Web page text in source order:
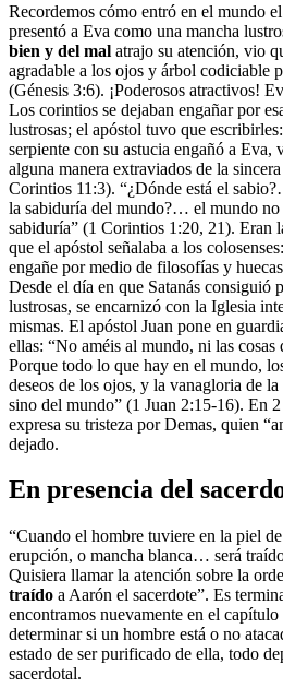
Recordemos cómo entró en el mundo
presentó a Eva como una mancha
bien y del mal atrajo su atención, vio
agradable a los ojos y árbol codiciable
(Génesis 3:6). ¡Poderosos atractivos!
Los corintios se dejaban engañar por
lustrosas; el apóstol tuvo que
serpiente con su astucia engañó a Eva,
alguna manera extraviados de la
Corintios 11:3). “¿Dónde está el
la sabiduría del mundo?… el mundo
sabiduría” (1 Corintios 1:20, 21). Eran
que el apóstol señalaba a los
engañe por medio de filosofías y
Desde el día en que Satanás consiguió
lustrosas, se encarnizó con la Iglesia
mismas. El apóstol Juan pone en
ellas: “No améis al mundo, ni las
Porque todo lo que hay en el mundo,
deseos de los ojos, y la vanagloria de
sino del mundo” (1 Juan 2:15-16). En
expresa su tristeza por Demas, quien
dejado.
En presencia del
“Cuando el hombre tuviere en la piel
erupción, o mancha blanca… será
Quisiera llamar la atención sobre la
traído a Aarón el sacerdote”. Es
encontramos nuevamente en el
determinar si un hombre está o no
estado de ser purificado de ella, todo
sacerdotal.